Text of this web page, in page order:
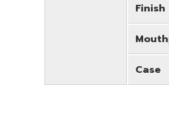
Finish
Case